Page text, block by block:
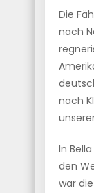
Die
nach
nach
In
den
war